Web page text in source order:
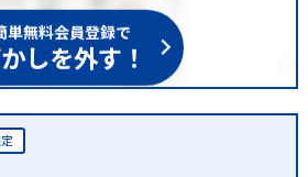
単無料会員登録で
しを外す！